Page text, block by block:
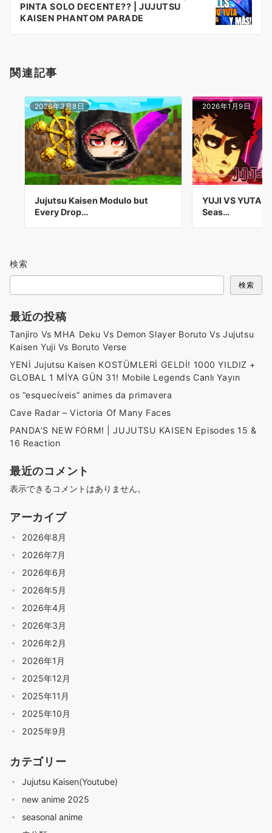
ン
PINTA SOLO DECENTE?? | JUJUTSU
KAISEN PHANTOM PARADE
関連記事
2026年3月8日
Jujutsu Kaisen Modulo but
Every Drop…
2026年1月9日
YUJI VS
Seas…
検索
検索
最近の投稿
Tanjiro Vs MHA Deku Vs Demon Slayer Boruto Vs Jujutsu
Kaisen Yuji Vs Boruto Verse
YENİ Jujutsu Kaisen KOSTÜMLERİ GELDİ! 1000 YILDIZ +
GLOBAL 1 MİYA GÜN 31! Mobile Legends Canlı Yayın
os “esquecíveis” animes da primavera
Cave Radar – Victoria Of Many Faces
PANDA’S NEW FORM! | JUJUTSU KAISEN Episodes 15 &
16 Reaction
最近のコメント
表示できるコメントはありません。
アーカイブ
2026年8月
2026年7月
2026年6月
2026年5月
2026年4月
2026年3月
2026年2月
2026年1月
2025年12月
2025年11月
2025年10月
2025年9月
カテゴリー
Jujutsu Kaisen(Youtube)
new anime 2025
seasonal anime